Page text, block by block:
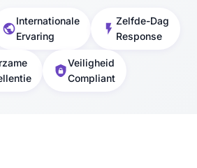
Internationale
Ervaring
Zelfde-Dag
Response
Veiligheid
Compliant